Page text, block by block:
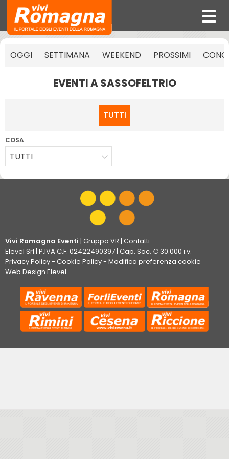
OGGI SETTIMANA WEEKEND PROSSIMI
EVENTI A SASSOFELTRIO
TUTTI
COSA
TUTTI
Vivi Romagna Eventi | Gruppo VR | Contatti
Elevel Srl | P.IVA C.F. 02422490397 | Cap. Soc. € 30.000 i.v.
Privacy Policy- Cookie Policy- Modifica preferenza cookie
Web Design Elevel